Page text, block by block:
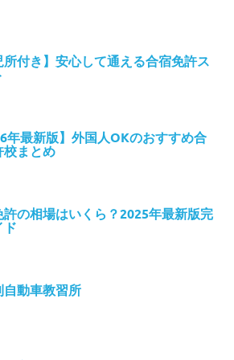
所付き】安心して通える合宿免許ス
年最新版】外国人OKのおすすめ合
校まとめ
許の相場はいくら？2025年最新版完
ド
自動車教習所